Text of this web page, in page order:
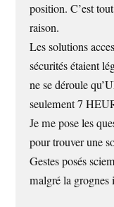
position. C’est
raison.
Les solutions
sécurités étaient
ne se déroule
seulement 7
Je me pose les
pour trouver une
Gestes posés
malgré la grognes